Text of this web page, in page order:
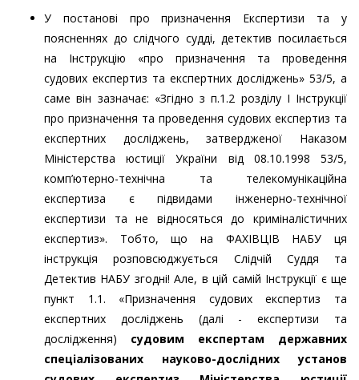
У постанові про призначення Експертизи та у
поясненнях до слідчого судді, детектив посилається
на Інструкцію «про призначення та проведення
судових експертиз та експертних досліджень» 53/5, а
саме він зазначає: «Згідно з п.1.2 розділу І Інструкції
про призначення та проведення судових експертиз та
експертних досліджень, затвердженої Наказом
Міністерства юстиції України від 08.10.1998 53/5,
комп’ютерно-технічна та телекомунікаційна
експертиза є підвидами інженерно-технічної
експертизи та не відносяться до криміналістичних
експертиз». Тобто, що на ФАХІВЦІВ НАБУ ця
інструкція розповсюджується Слідчій Суддя та
Детектив НАБУ згодні! Але, в цій самій Інструкції є ще
пункт 1.1. «Призначення судових експертиз та
експертних досліджень (далі - експертизи та
дослідження) судовим експертам державних
спеціалізованих науково-дослідних установ